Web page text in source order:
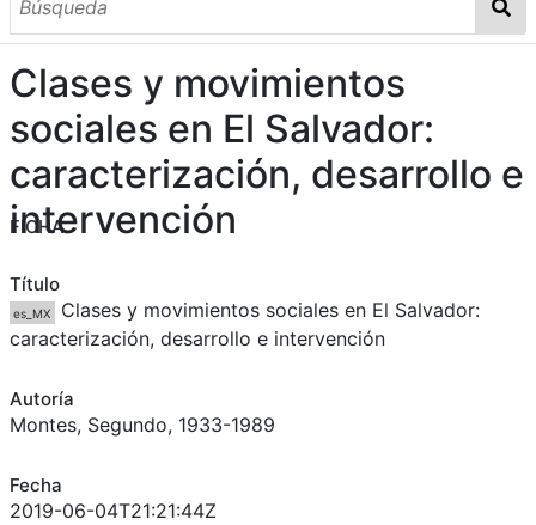
SOBRE EL AUTOR
CONTENIDO
TODOS LOS DOCUMENTOS
CATEGORIAS
OBRAS SOBRE EL AUTOR P. SEGUNDO MONTES
MATERIAS
PALABRAS CLAVES
MULTIMEDIA
GALERÍA
Clases y movimientos
sociales en El Salvador:
caracterización, desarrollo e
intervención
FICHA
Título
es_MX
Clases y movimientos sociales en El Salvador:
caracterización, desarrollo e intervención
Autoría
Montes, Segundo, 1933-1989
Fecha
2019-06-04T21:21:44Z